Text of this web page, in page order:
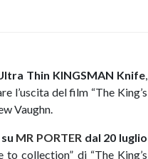
Thin KINGSMAN Knife,
l’uscita del film “The King’s
Vaughn.
MR PORTER dal 20 luglio
collection” di “The King’s